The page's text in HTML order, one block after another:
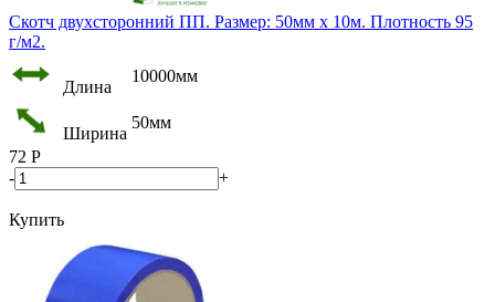
Скотч двухсторонний ПП. Размер: 50мм х 10м. Плотность 95
г/м2.
Длина
10000мм
Ширина
50мм
72 Р
-
+
Купить